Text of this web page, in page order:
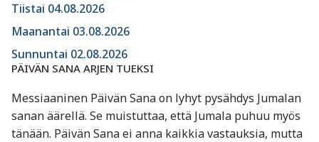
Tiistai 04.08.2026
Maanantai 03.08.2026
Sunnuntai 02.08.2026
PÄIVÄN SANA ARJEN TUEKSI
Messiaaninen Päivän Sana on lyhyt pysähdys Jumalan
sanan äärellä. Se muistuttaa, että Jumala puhuu myös
tänään. Päivän Sana ei anna kaikkia vastauksia, mutta